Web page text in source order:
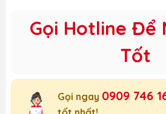
Gọi Hotline Để
Tốt
Gọi ngay 0909 746